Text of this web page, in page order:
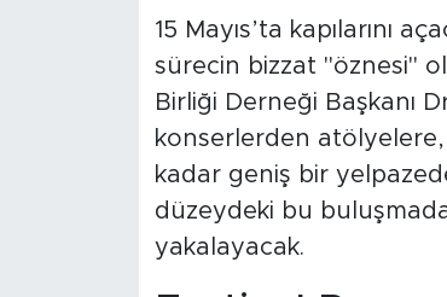
15 Mayıs’ta kapılarını
sürecin bizzat "öznesi"
Birliği Derneği Başkanı
konserlerden atölyelere,
kadar geniş bir
düzeydeki bu
yakalayacak.